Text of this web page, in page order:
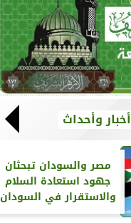
أخبار وأحداث
مصر والسودان تبحثان
جهود استعادة السلام
والاستقرار في السودان